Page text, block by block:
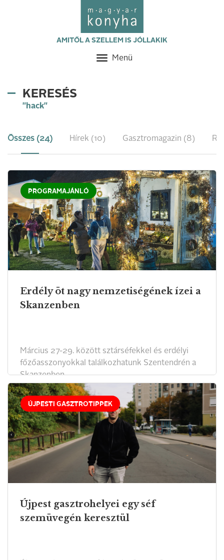
AMITŐL A SZELLEM IS JÓLLAKIK
Toggle
Menü
KERESÉS
"hack"
Összes (24) Hírek (10) Gasztromagazin (8)
PROGRAMAJÁNLÓ
Erdély öt nagy nemzetiségének ízei a
Skanzenben
Március 27-29. között sztárséfekkel és erdélyi
főzőasszonyokkal találkozhatunk Szentendrén a
Skanzenben.
ÚJPESTI GASZTROTIPPEK
Újpest gasztrohelyei egy séf
szemüvegén keresztül